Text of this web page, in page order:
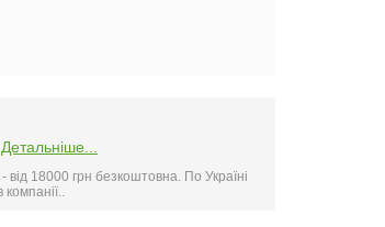
Детальніше...
від 18000 грн безкоштовна. По Україні